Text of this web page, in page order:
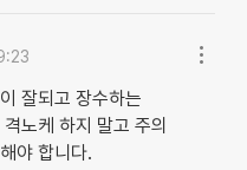
잘되고 장수하는
노케 하지 말고 주의
야 합니다.